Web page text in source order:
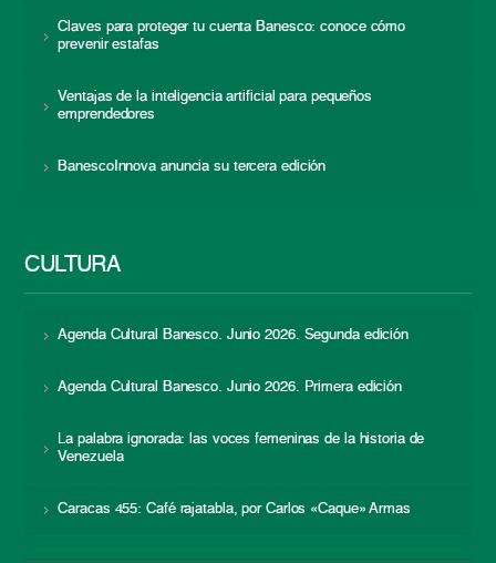
Claves para proteger tu cuenta Banesco: conoce cómo
prevenir estafas
Ventajas de la inteligencia artificial para pequeños
emprendedores
BanescoInnova anuncia su tercera edición
CULTURA
Agenda Cultural Banesco. Junio 2026. Segunda edición
Agenda Cultural Banesco. Junio 2026. Primera edición
La palabra ignorada: las voces femeninas de la historia de
Venezuela
Caracas 455: Café rajatabla, por Carlos «Caque» Armas